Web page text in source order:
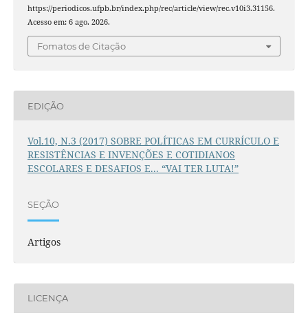
https://periodicos.ufpb.br/index.php/rec/article/view/rec.v10i3.31156.
Acesso em: 6 ago. 2026.
Fomatos de Citação
EDIÇÃO
Vol.10, N.3 (2017) SOBRE POLÍTICAS EM CURRÍCULO E
RESISTÊNCIAS E INVENÇÕES E COTIDIANOS
ESCOLARES E DESAFIOS E... “VAI TER LUTA!”
SEÇÃO
Artigos
LICENÇA